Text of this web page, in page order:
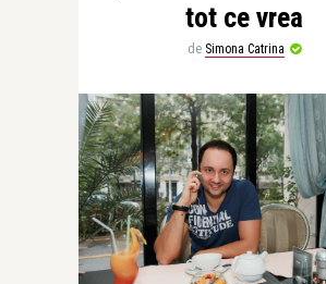
tot ce vrea
de Simona Catrina